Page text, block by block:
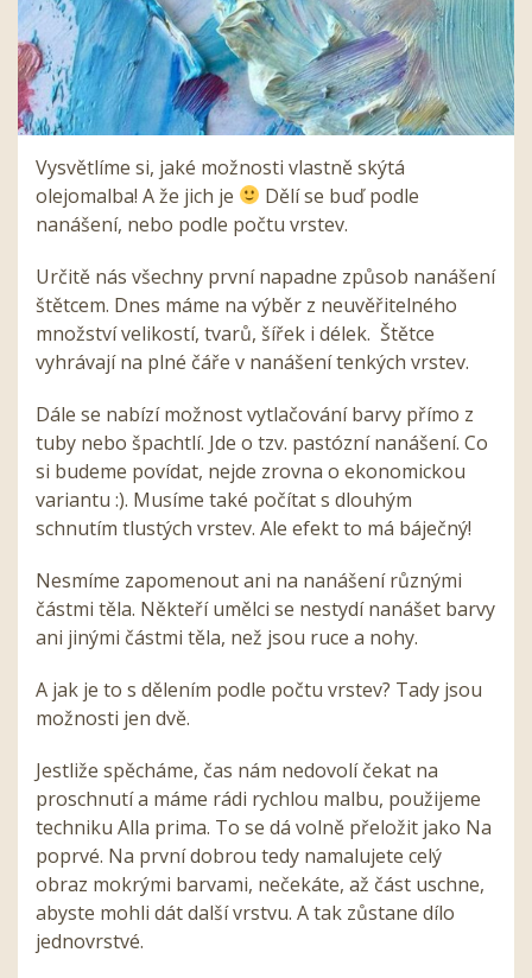
Vysvětlíme si, jaké možnosti vlastně skýtá
olejomalba! A že jich je
Dělí se buď podle
nanášení, nebo podle počtu vrstev.
Určitě nás všechny první napadne způsob nanášení
štětcem. Dnes máme na výběr z neuvěřitelného
množství velikostí, tvarů, šířek i délek. Štětce
vyhrávají na plné čáře v nanášení tenkých vrstev.
Dále se nabízí možnost vytlačování barvy přímo z
tuby nebo špachtlí. Jde o tzv. pastózní nanášení. Co
si budeme povídat, nejde zrovna o ekonomickou
variantu :). Musíme také počítat s dlouhým
schnutím tlustých vrstev. Ale efekt to má báječný!
Nesmíme zapomenout ani na nanášení různými
částmi těla. Někteří umělci se nestydí nanášet barvy
ani jinými částmi těla, než jsou ruce a nohy.
A jak je to s dělením podle počtu vrstev? Tady jsou
možnosti jen dvě.
Jestliže spěcháme, čas nám nedovolí čekat na
proschnutí a máme rádi rychlou malbu, použijeme
techniku Alla prima. To se dá volně přeložit jako Na
poprvé. Na první dobrou tedy namalujete celý
obraz mokrými barvami, nečekáte, až část uschne,
abyste mohli dát další vrstvu. A tak zůstane dílo
jednovrstvé.